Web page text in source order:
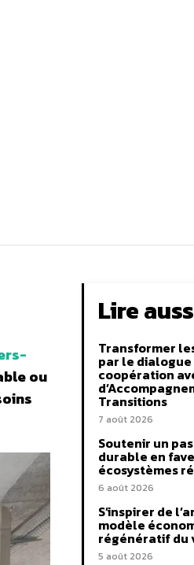
ou
Lire
Transformer
par le
coopération
Transitions
7 août 2026
Soutenir un
durable en
écosystèmes
6 août 2026
S’inspirer de
modèle
régénératif du
5 août 2026